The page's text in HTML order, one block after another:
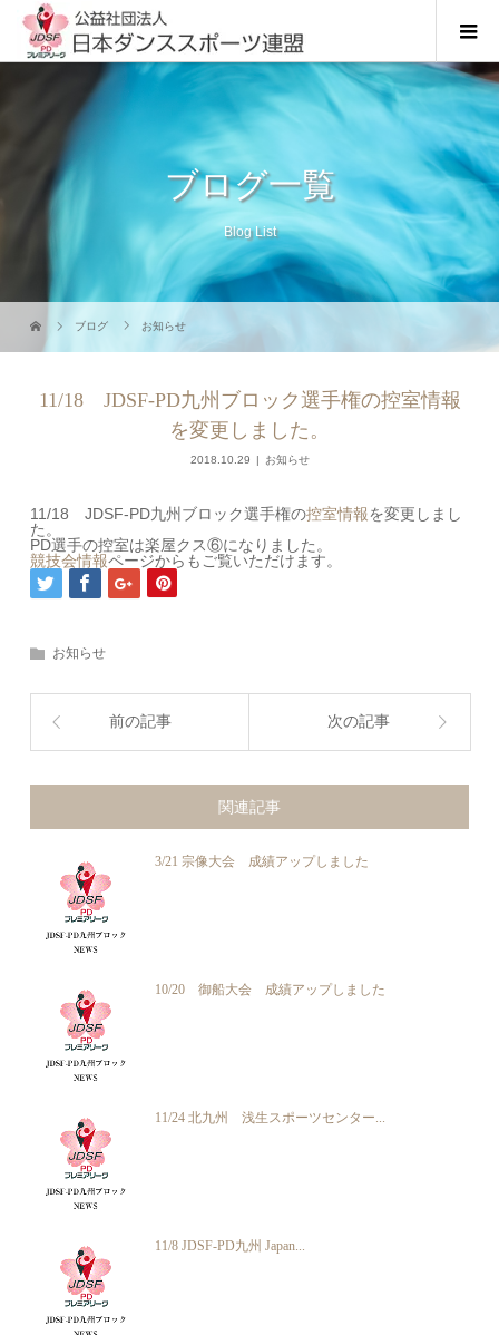
ブログ一覧
Blog List
ブログ お知らせ
11/18 JDSF-PD九州ブロック選手権の控室情報
を変更しました。
2018.10.29 お知らせ
11/18 JDSF-PD九州ブロック選手権の控室情報を変更しまし
た。
PD選手の控室は楽屋クス⑥になりました。
競技会情報ページからもご覧いただけます。
お知らせ
前の記事 次の記事
関連記事
3/21 宗像大会 成績アップしました
10/20 御船大会 成績アップしました
11/24 北九州 浅生スポーツセンター...
11/8 JDSF-PD九州 Japan...